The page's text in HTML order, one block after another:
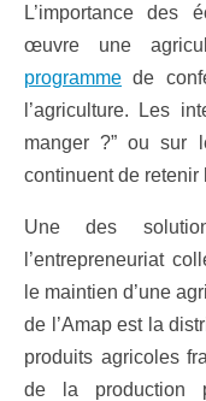
L’importance des
œuvre une
programme de
l’agriculture. Les
manger ?” ou sur
continuent de retenir
Une des
l’entrepreneuriat
le maintien d’une
de l’Amap est la
produits agricoles
de la production